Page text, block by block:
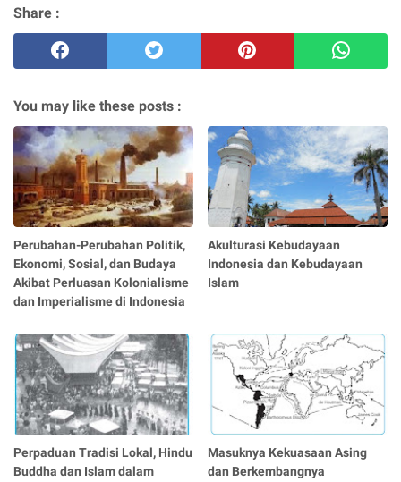
Share :
You may like these posts :
Perubahan-Perubahan Politik,
Ekonomi, Sosial, dan Budaya
Akibat Perluasan Kolonialisme
dan Imperialisme di Indonesia
Akulturasi Kebudayaan
Indonesia dan Kebudayaan
Islam
Perpaduan Tradisi Lokal, Hindu
Buddha dan Islam dalam
Masuknya Kekuasaan Asing
dan Berkembangnya